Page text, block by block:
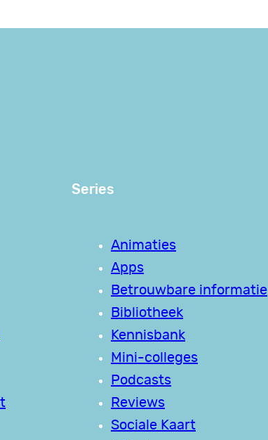
Series
Animaties
Apps
Betrouwbare informatie
Bibliotheek
Kennisbank
Mini-colleges
Podcasts
Reviews
Sociale Kaart